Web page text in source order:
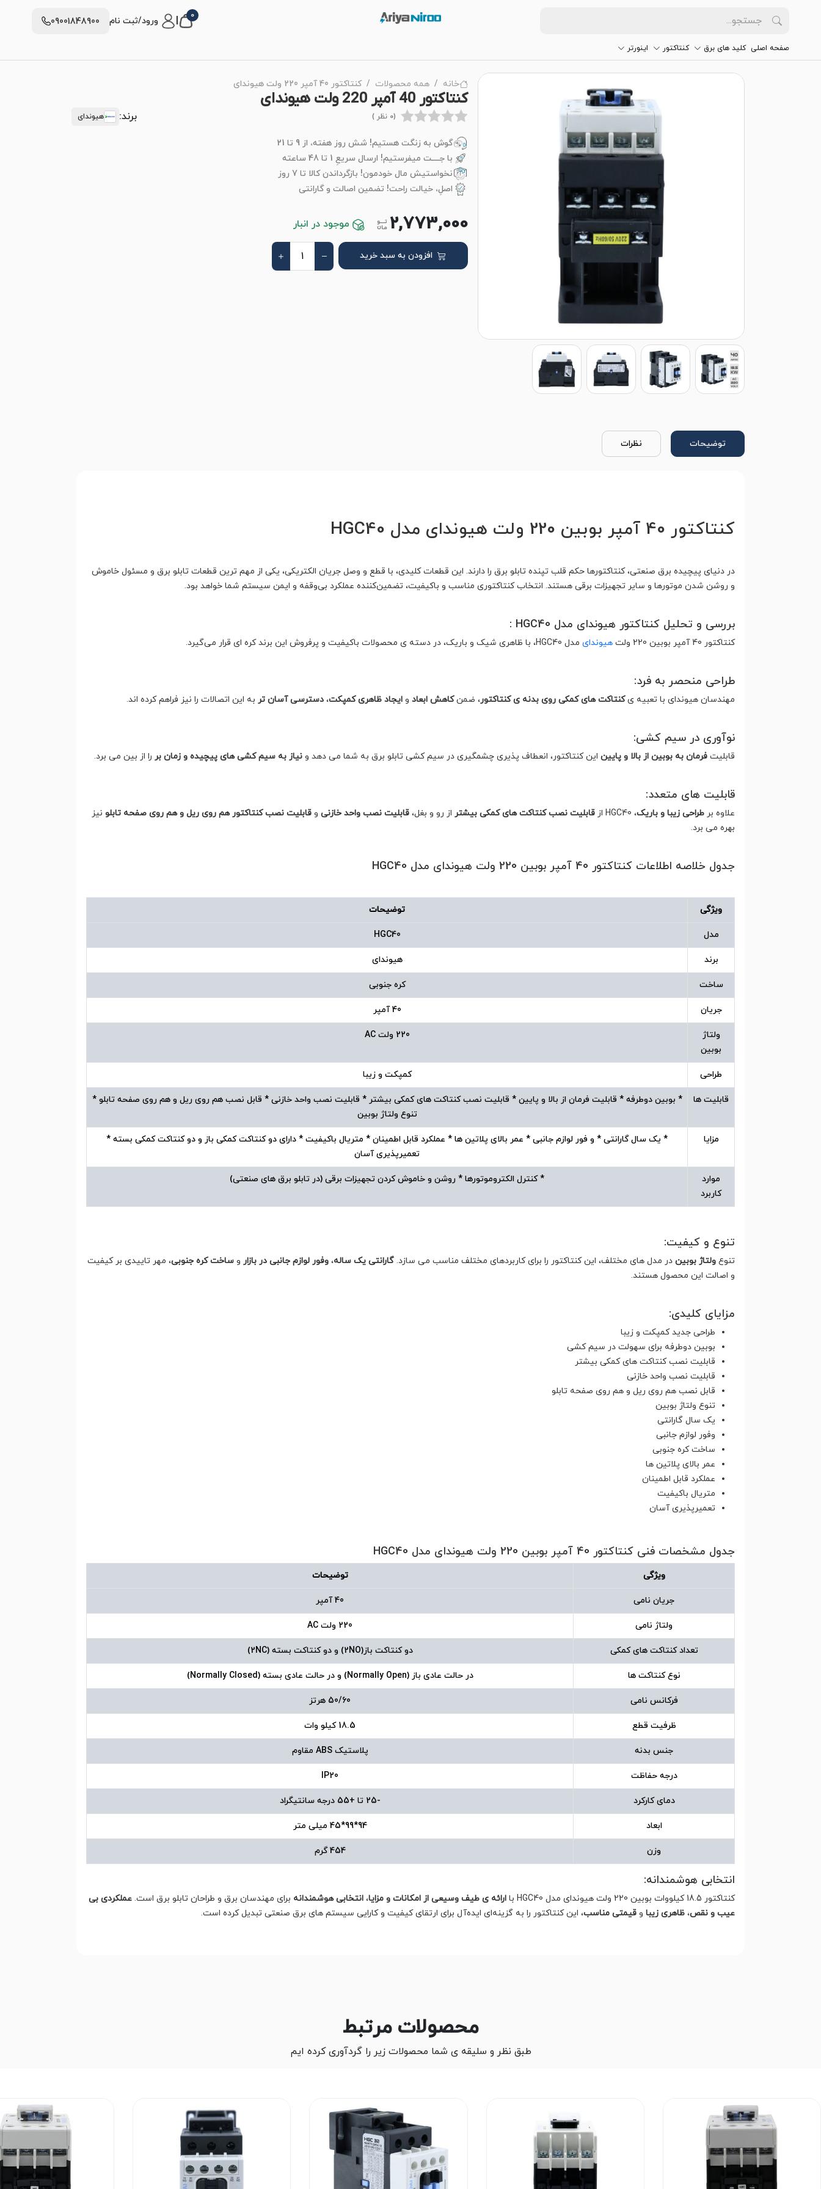
0 ورود/ثبت نام 09001848900
صفحه اصلی کلید های برق کنتاکتور اینورتر
خانه همه محصولات کنتاکتور 40 آمپر 220 ولت هیوندای
کنتاکتور 40 آمپر 220 ولت هیوندای
(0 نظر ) برند: هیوندای
گوش به زنگت هستیم! شش روز هفته، از 9 تا 21
با جــــت میفرستیم! ارسال سریعِ 1 تا 48 ساعته
نخواستیش مال خودمون! بازگرداندن کالا تا 7 روز
اصلِ، خیالت راحت! تضمین اصالت و گارانتی
2,773,000 موجود در انبار
افزودن به سبد خرید
توضیحات نظرات
کنتاکتور 40 آمپر بوبین 220 ولت هیوندای مدل HGC40
در دنیای پیچیده برق صنعتی، کنتاکتورها حکم قلب تپنده تابلو برق را دارند. این قطعات کلیدی، با قطع و وصل جریان الکتریکی، یکی از مهم ترین قطعات تابلو برق و مسئول خاموش
و روشن شدن موتورها و سایر تجهیزات برقی هستند. انتخاب کنتاکتوری مناسب و باکیفیت، تضمین‌کننده عملکرد بی‌وقفه و ایمن سیستم شما خواهد بود.
بررسی و تحلیل کنتاکتور هیوندای مدل HGC40 :
کنتاکتور 40 آمپر بوبین 220 ولت هیوندایمدل HGC40، با ظاهری شیک و باریک، در دسته ی محصولات باکیفیت و پرفروش این برند کره ای قرار می‌گیرد.
طراحی منحصر به فرد:
مهندسان هیوندای با تعبیه یکنتاکت های کمکی روی بدنه ی کنتاکتور، ضمنکاهش ابعادو ایجاد ظاهری کمپکت، دسترسی آسان تربه این اتصالات را نیز فراهم کرده اند.
نوآوری در سیم کشی:
قابلیت فرمان به بوبین از بالا و پاییناین کنتاکتور، انعطاف پذیری چشمگیری در سیم کشی تابلو برق به شما می دهد و نیاز به سیم کشی های پیچیده و زمان بررا از بین می برد.
قابلیت های متعدد:
علاوه بر طراحی زیبا و باریک، HGC40 از قابلیت نصب کنتاکت های کمکی بیشتراز رو و بغل، قابلیت نصب واحد خازنیو قابلیت نصب کنتاکتور هم روی ریل و هم روی صفحه تابلونیز
بهره می برد.
جدول خلاصه اطلاعات کنتاکتور 40 آمپر بوبین 220 ولت هیوندای مدل HGC40
ویژگی توضیحات
مدل HGC40
برند هیوندای
ساخت کره جنوبی
جریان 40 آمپر
ولتاژ
بوبین
220 ولت AC
طراحی کمپکت و زیبا
قابلیت ها
* بوبین دوطرفه * قابلیت فرمان از بالا و پایین * قابلیت نصب کنتاکت های کمکی بیشتر * قابلیت نصب واحد خازنی * قابل نصب هم روی ریل و هم روی صفحه تابلو *
تنوع ولتاژ بوبین
مزایا
* یک سال گارانتی * و فور لوازم جانبی * عمر بالای پلاتین ها * عملکرد قابل اطمینان * متریال باکیفیت * دارای دو کنتاکت کمکی باز و دو کنتاکت کمکی بسته *
تعمیرپذیری آسان
موارد
کاربرد
* کنترل الکتروموتورها * روشن و خاموش کردن تجهیزات برقی (در تابلو برق های صنعتی)
تنوع و کیفیت:
تنوع ولتاژ بوبیندر مدل های مختلف، این کنتاکتور را برای کاربردهای مختلف مناسب می سازد. گارانتی یک ساله، وفور لوازم جانبی در بازارو ساخت کره جنوبی، مهر تاییدی بر کیفیت
و اصالت این محصول هستند.
مزایای کلیدی:
طراحی جدید کمپکت و زیبا
بوبین دوطرفه برای سهولت در سیم کشی
قابلیت نصب کنتاکت های کمکی بیشتر
قابلیت نصب واحد خازنی
قابل نصب هم روی ریل و هم روی صفحه تابلو
تنوع ولتاژ بوبین
یک سال گارانتی
وفور لوازم جانبی
ساخت کره جنوبی
عمر بالای پلاتین ها
عملکرد قابل اطمینان
متریال باکیفیت
تعمیرپذیری آسان
جدول مشخصات فنی کنتاکتور 40 آمپر بوبین 220 ولت هیوندای مدل HGC40
ویژگی توضیحات
جریان نامی 40 آمپر
ولتاژ نامی 220 ولت AC
تعداد کنتاکت های کمکی دو کنتاکت باز(2NO) و دو کنتاکت بسته (2NC)
نوع کنتاکت ها در حالت عادی باز (Normally Open) و در حالت عادی بسته (Normally Closed)
فرکانس نامی 50/60 هرتز
ظرفیت قطع 18.5 کیلو وات
جنس بدنه پلاستیک ABS مقاوم
درجه حفاظت IP20
دمای کارکرد -25 تا +55 درجه سانتیگراد
ابعاد 94*99*45 میلی متر
وزن 454 گرم
انتخابی هوشمندانه:
کنتاکتور 18.5 کیلووات بوبین 220 ولت هیوندای مدل HGC40 با ارائه ی طیف وسیعی از امکانات و مزایا، انتخابی هوشمندانه برای مهندسان برق و طراحان تابلو برق است. عملکردی بی
عیب و نقص، ظاهری زیباو قیمتی مناسب، این کنتاکتور را به گزینه‌ای ایده‌آل برای ارتقای کیفیت و کارایی سیستم های برق صنعتی تبدیل کرده است.
محصولات مرتبط
طبق نظر و سلیقه ی شما محصولات زیر را گردآوری کرده ایم